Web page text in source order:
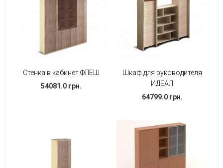
Стенка в кабинет ФЛЕШ
54081.0 грн.
Шкаф для руководителя
ИДЕАЛ
64799.0 грн.